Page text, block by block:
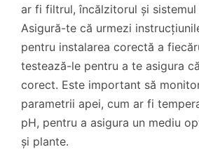
ar fi filtrul, încălzitorul și sistemul
Asigură-te că urmezi
pentru instalarea corectă a
testează-le pentru a te asigura
corect. Este important să
parametrii apei, cum ar fi
pH, pentru a asigura un mediu
și plante.